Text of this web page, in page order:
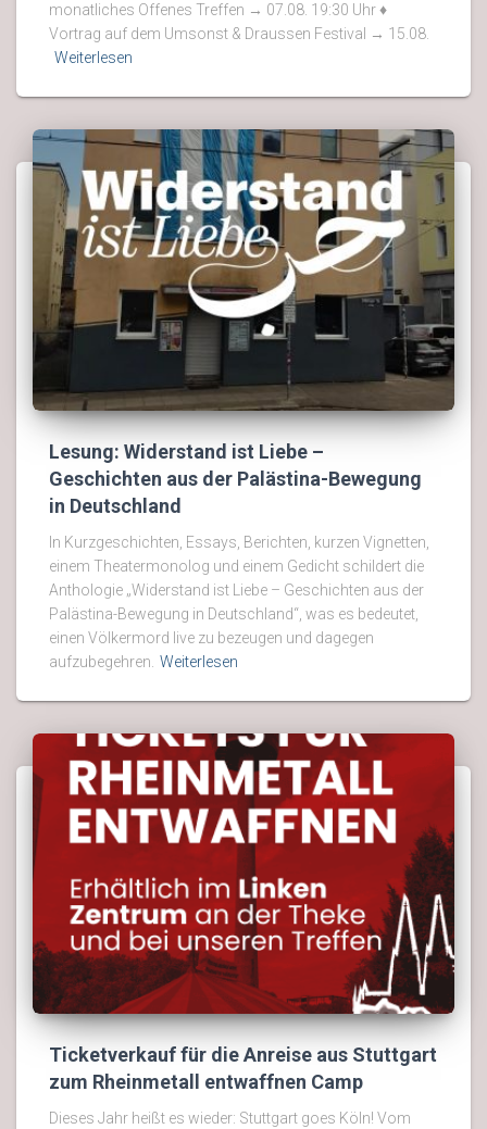
monatliches Offenes Treffen → 07.08. 19:30 Uhr ♦
Vortrag auf dem Umsonst & Draussen Festival → 15.08.
Weiterlesen
Lesung: Widerstand ist Liebe –
Geschichten aus der Palästina-Bewegung
in Deutschland
In Kurzgeschichten, Essays, Berichten, kurzen Vignetten,
einem Theatermonolog und einem Gedicht schildert die
Anthologie „Widerstand ist Liebe – Geschichten aus der
Palästina-Bewegung in Deutschland“, was es bedeutet,
einen Völkermord live zu bezeugen und dagegen
aufzubegehren. Weiterlesen
Ticketverkauf für die Anreise aus Stuttgart
zum Rheinmetall entwaffnen Camp
Dieses Jahr heißt es wieder: Stuttgart goes Köln! Vom